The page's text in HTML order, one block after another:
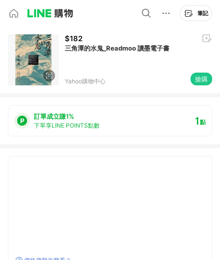
筆記
$182
三角潭的水鬼_Readmoo 讀墨電子書
Yahoo購物中心 搶購
訂單成立賺1%
下單享LINE POINTS點數 1點